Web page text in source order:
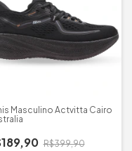
Masculino Actvitta Cairo
R$399,90